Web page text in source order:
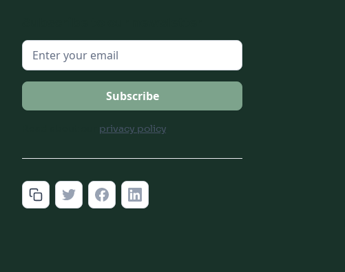
privacy policy